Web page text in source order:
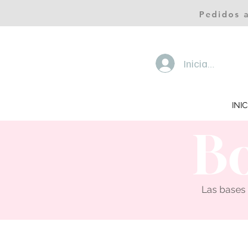
Pedidos
Iniciar sesión
Las